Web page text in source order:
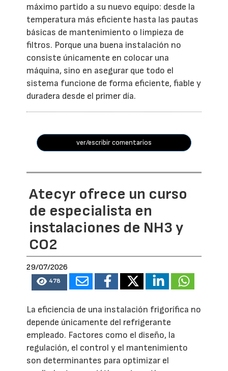
máximo partido a su nuevo equipo: desde la
temperatura más eficiente hasta las pautas
básicas de mantenimiento o limpieza de
filtros. Porque una buena instalación no
consiste únicamente en colocar una
máquina, sino en asegurar que todo el
sistema funcione de forma eficiente, fiable y
duradera desde el primer día.
ver/escribir comentarios
Atecyr ofrece un curso
de especialista en
instalaciones de NH3 y
CO2
29/07/2026
478
La eficiencia de una instalación frigorífica no
depende únicamente del refrigerante
empleado. Factores como el diseño, la
regulación, el control y el mantenimiento
son determinantes para optimizar el